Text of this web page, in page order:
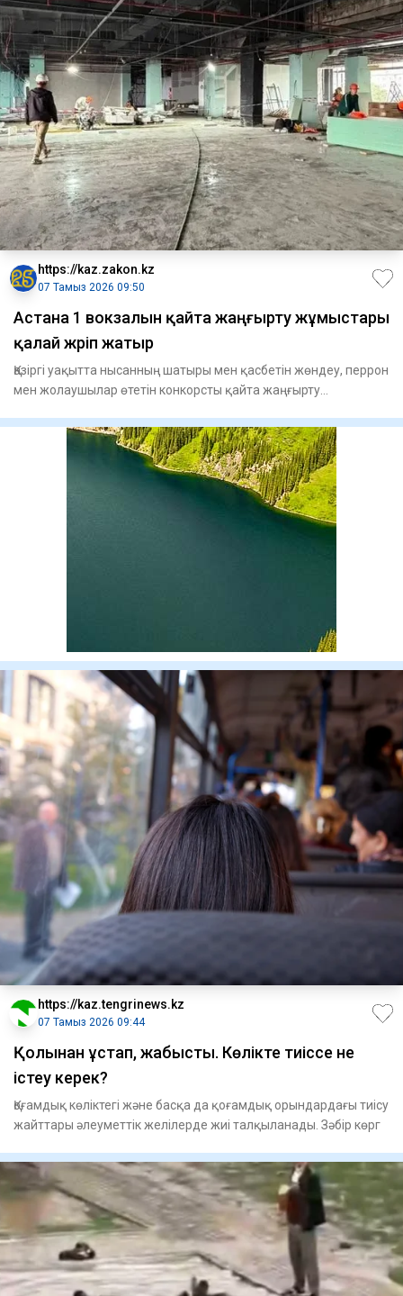
https://kaz.zakon.kz
07 Тамыз 2026 09:50
Астана 1 вокзалын қайта жаңғырту жұмыстары
қалай жүріп жатыр
Қазіргі уақытта нысанның шатыры мен қасбетін жөндеу, перрон
мен жолаушылар өтетін конкорсты қайта жаңғырту
https://kaz.tengrinews.kz
07 Тамыз 2026 09:44
Қолынан ұстап, жабысты. Көлікте тиіссе не
істеу керек?
Қоғамдық көліктегі және басқа да қоғамдық орындардағы тиісу
жайттары әлеуметтік желілерде жиі талқыланады. Зәбір көрг